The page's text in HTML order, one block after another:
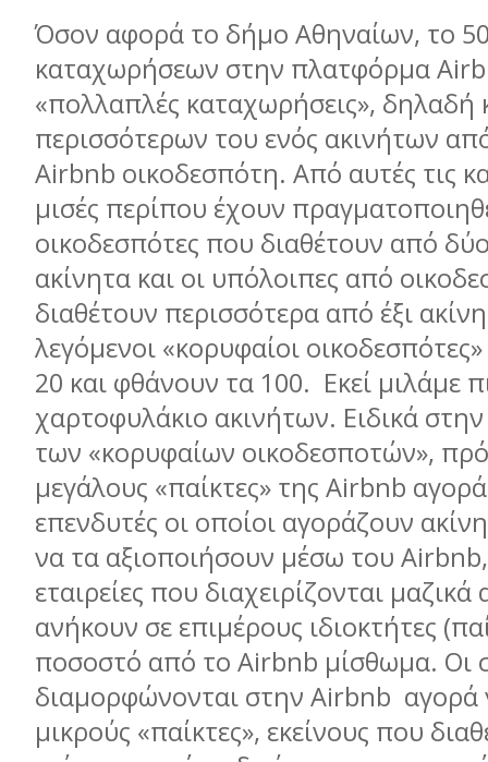
Όσον αφορά το δήμο Αθηναίων, το
καταχωρήσεων στην πλατφόρμα
«πολλαπλές καταχωρήσεις», δηλαδή
περισσότερων του ενός ακινήτων
Airbnb οικοδεσπότη. Από αυτές τις
μισές περίπου έχουν
οικοδεσπότες που διαθέτουν από
ακίνητα και οι υπόλοιπες από
διαθέτουν περισσότερα από έξι
λεγόμενοι «κορυφαίοι
20 και φθάνουν τα 100. Εκεί μιλάμε
χαρτοφυλάκιο ακινήτων. Ειδικά
των «κορυφαίων οικοδεσποτών»,
μεγάλους «παίκτες» της Airbnb
επενδυτές οι οποίοι αγοράζουν
να τα αξιοποιήσουν μέσω του Airbnb,
εταιρείες που διαχειρίζονται
ανήκουν σε επιμέρους ιδιοκτήτες
ποσοστό από το Airbnb μίσθωμα. Οι
διαμορφώνονται στην Airbnb αγορά
μικρούς «παίκτες», εκείνους που